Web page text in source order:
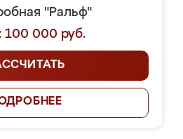
"Ральф"
100 000 руб.